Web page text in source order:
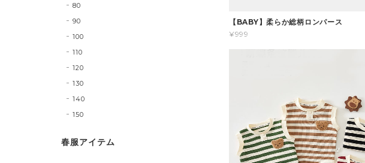
【BABY】柔らか総柄ロンパース
¥999
80
90
100
110
120
130
140
150
春服アイテム